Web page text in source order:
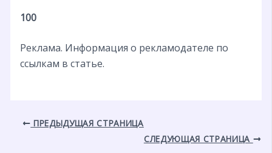
100
Реклама. Информация о рекламодателе по
ссылкам в статье.
ПРЕДЫДУЩАЯ СТРАНИЦА
СЛЕДУЮЩАЯ СТРАНИЦА